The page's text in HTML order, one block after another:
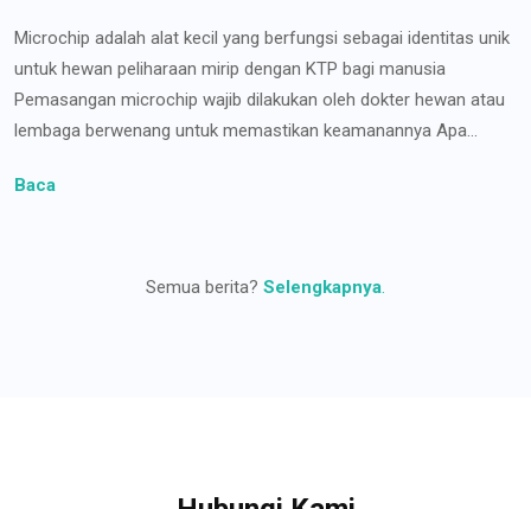
Microchip adalah alat kecil yang berfungsi sebagai identitas unik
untuk hewan peliharaan mirip dengan KTP bagi manusia
Pemasangan microchip wajib dilakukan oleh dokter hewan atau
lembaga berwenang untuk memastikan keamanannya Apa...
Baca
Semua berita? Selengkapnya.